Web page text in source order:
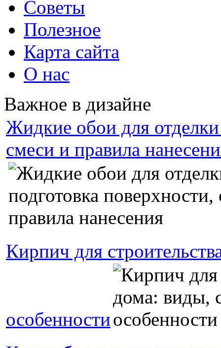
Советы
Полезное
Карта сайта
О нас
Важное в дизайне
Жидкие обои для отделки
смеси и правила
Кирпич для
особенности